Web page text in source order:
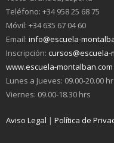
Teléfono: +34 958 25 68 75
Móvil: +34 635 67 04 60
Email: info@escuela-
Inscripción:
www.escuela-montalban.com
Lunes a Jueves: 09.00-20.00
Viernes: 09.00-18.30 hrs
Aviso Legal | Política de